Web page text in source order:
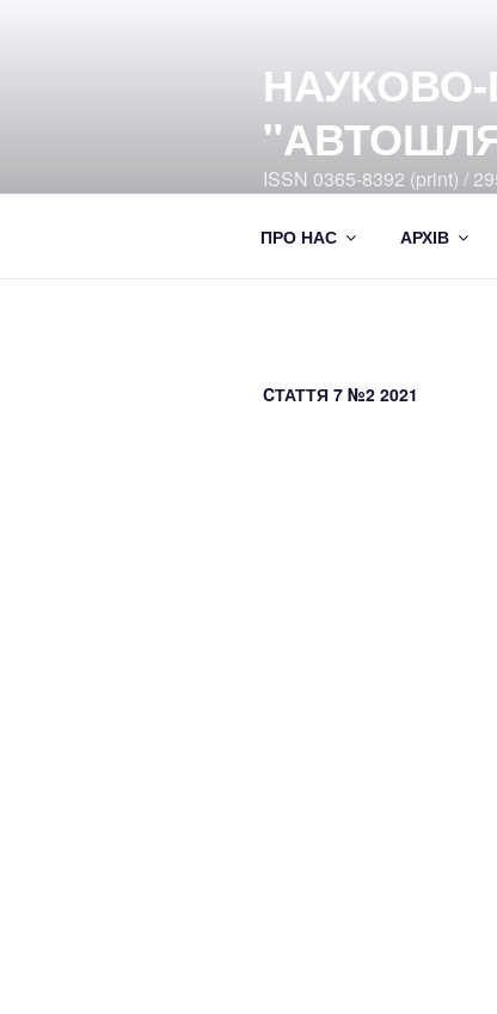
ISSN 0365-8392 (print) /
ПРО НАС АРХІВ
CТАТТЯ 7 №2 2021